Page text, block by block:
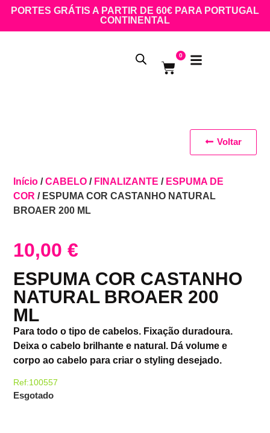
PORTES GRÁTIS A PARTIR DE 60€ PARA PORTUGAL
CONTINENTAL
0
Início /CABELO / FINALIZANTE / ESPUMA DE
COR / ESPUMA COR CASTANHO NATURAL
BROAER 200 ML
10,00€
ESPUMA COR CASTANHO
NATURAL BROAER 200
ML
Para todo o tipo de cabelos. Fixação duradoura.
Deixa o cabelo brilhante e natural. Dá volume e
corpo ao cabelo para criar o styling desejado.
Ref:100557
Esgotado
Voltar